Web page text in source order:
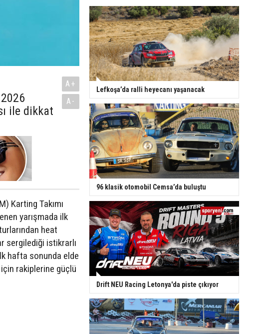
ile dikkat
A+
A-
Karting Takımı
yarışmada ilk
heat
sergilediği istikrarlı
hafta sonunda elde
rakiplerine güçlü
Lefkoşa’da ralli heyecanı yaşanacak
96 klasik otomobil Cemsa’da buluştu
Drift NEU Racing Letonya'da piste çıkıyor